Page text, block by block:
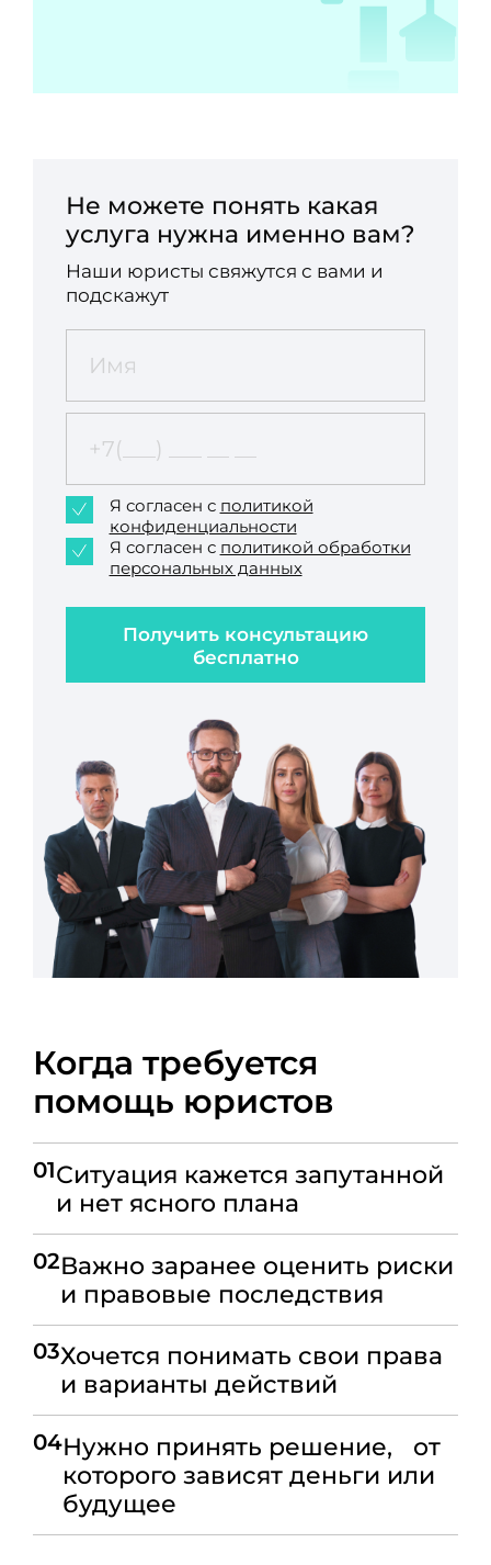
Не можете понять какая
услуга нужна именно вам?
Наши юристы свяжутся с вами и
подскажут
Получить консультацию
бесплатно
Я согласен с политикой
конфиденциальности
Я согласен с политикой обработки
персональных данных
Когда требуется
помощь юристов
01Ситуация кажется запутанной
и нет ясного плана
02Важно заранее оценить риски
и правовые последствия
03Хочется понимать свои права
и варианты действий
04Нужно принять решение, от
которого зависят деньги или
будущее